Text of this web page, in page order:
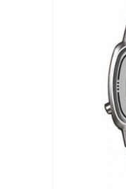
SWISS MADE
PROMOTIONS